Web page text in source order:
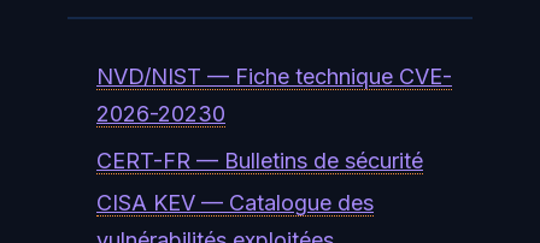
NVD/NIST — Fiche technique CVE-
2026-20230
CERT-FR — Bulletins de sécurité
CISA KEV — Catalogue des